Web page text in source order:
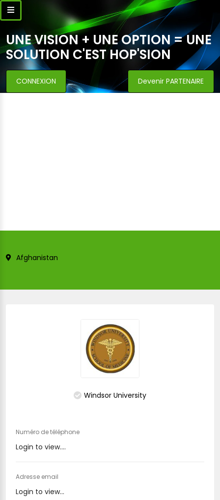
UNE VISION + UNE OPTION = UNE
SOLUTION C'EST HOP'SION
CONNEXION Devenir PARTENAIRE
Afghanistan
Windsor University
Numéro de téléphone
Login to view....
Adresse email
Login to view...